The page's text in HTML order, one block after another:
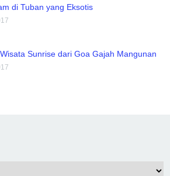
di Tuban yang Eksotis
Sunrise dari Goa Gajah Mangunan